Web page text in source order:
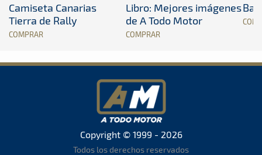
Camiseta Canarias
Tierra de Rally
COMPRAR
Libro: Mejores imágenes
de A Todo Motor
COMPRAR
Copyright © 1999 - 2026
Todos los derechos reservados